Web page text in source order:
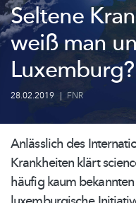
Seltene
weiß man
Luxemburg?
28.02.2019 | FNR
Anlässlich des
Krankheiten klärt
häufig kaum